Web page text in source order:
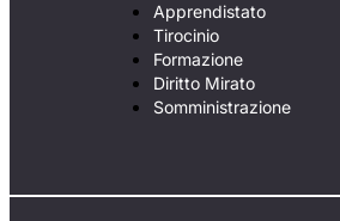
Apprendistato
Tirocinio
Formazione
Diritto Mirato
Somministrazione